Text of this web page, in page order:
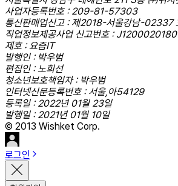
사업자등록번호 : 209-81-57303
통신판매업신고 : 제2018-서울강남-02337
직업정보제공사업 신고번호 :
제호 : 요즘IT
발행인 : 박우범
편집인 : 노희선
청소년보호책임자 : 박우범
인터넷신문등록번호 : 서울,아54129
등록일 : 2022년 01월 23일
발행일 : 2021년 01월 10일
© 2013 Wishket Corp.
로그인